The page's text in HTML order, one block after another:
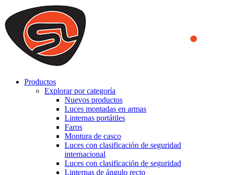
We use cookies to ensure that we provide you the best experience
on our website. By continuing to browse this website, you accept
that cookies are used to help us analyze how the website is used and
to offer you a better experience. To learn more or to find out how
you can disable cookies, you can access our
Productos
Explorar por categoría
Nuevos productos
Luces montadas en armas
Linternas portátiles
Faros
Montura de casco
Luces con clasificación de seguridad
internacional
Luces con clasificación de seguridad
Linternas de ángulo recto